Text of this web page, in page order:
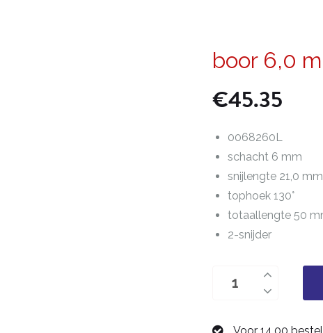
boor 6,0
€45.35
0068260L
schacht 6 mm
snijlengte 21,0 mm
tophoek 130°
totaallengte 50
2-snijder